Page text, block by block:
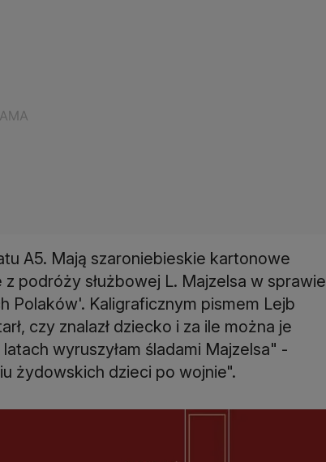
A5. Mają szaroniebieskie kartonowe
podróży służbowej L. Majzelsa w sprawie
Polaków'. Kaligraficznym pismem Lejb
czy znalazł dziecko i za ile można je
wyruszyłam śladami Majzelsa" -
żydowskich dzieci po wojnie".